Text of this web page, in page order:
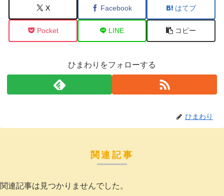
X Facebook はてブ
Pocket LINE コピー
ひまわりをフォローする
ひまわり
関連記事
関連記事は見つかりませんでした。